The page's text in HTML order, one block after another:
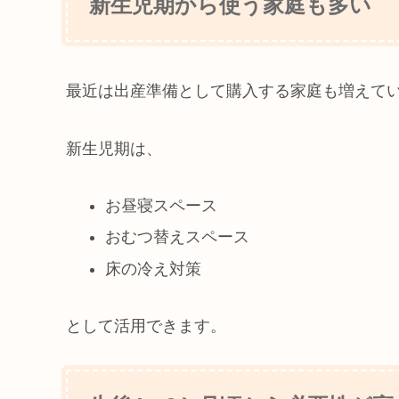
新生児期から使う家庭も多い
最近は出産準備として購入する家庭も増えて
新生児期は、
お昼寝スペース
おむつ替えスペース
床の冷え対策
として活用できます。